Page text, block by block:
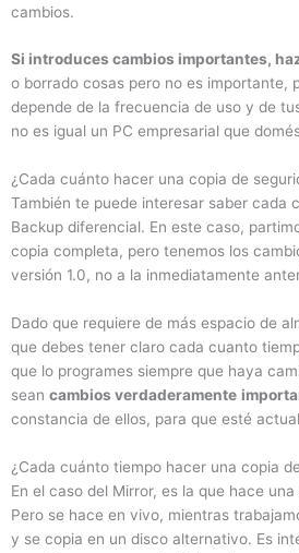
cambios.
Si introduces cambios importantes,
o borrado cosas pero no es importante,
depende de la frecuencia de uso y de
no es igual un PC empresarial que
¿Cada cuánto hacer una copia de
También te puede interesar saber cada
Backup diferencial. En este caso,
copia completa, pero tenemos los
versión 1.0, no a la inmediatamente
Dado que requiere de más espacio de
que debes tener claro cada cuanto
que lo programes siempre que haya
sean cambios verdaderamente
constancia de ellos, para que esté
¿Cada cuánto tiempo hacer una copia
En el caso del Mirror, es la que hace
Pero se hace en vivo, mientras
y se copia en un disco alternativo. Es